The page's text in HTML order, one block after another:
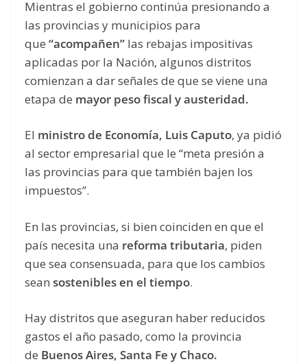
Mientras el gobierno continúa presionando a
las provincias y municipios para
que “acompañen” las rebajas impositivas
aplicadas por la Nación, algunos distritos
comienzan a dar señales de que se viene una
etapa de mayor peso fiscal y austeridad.
El ministro de Economía, Luis Caputo, ya pidió
al sector empresarial que le “meta presión a
las provincias para que también bajen los
impuestos”.
En las provincias, si bien coinciden en que el
país necesita una reforma tributaria, piden
que sea consensuada, para que los cambios
sean sostenibles en el tiempo.
Hay distritos que aseguran haber reducidos
gastos el año pasado, como la provincia
de Buenos Aires, Santa Fe y Chaco.